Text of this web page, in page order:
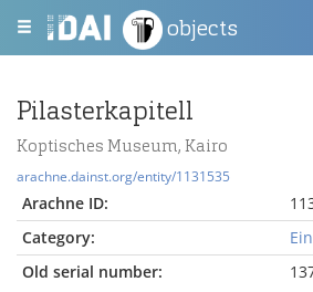
objects
Pilasterkapitell
Koptisches Museum, Kairo
arachne.dainst.org/entity/1131535
Arachne ID:
Category:
Old serial number: